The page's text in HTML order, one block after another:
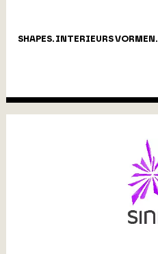
SHAPES. INTERIEURS VORMEN.